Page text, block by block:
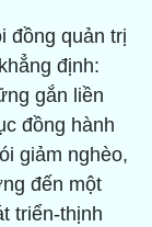
đồng quản trị
định:
gắn liền
đồng hành
giảm nghèo,
đến một
triển-thịnh